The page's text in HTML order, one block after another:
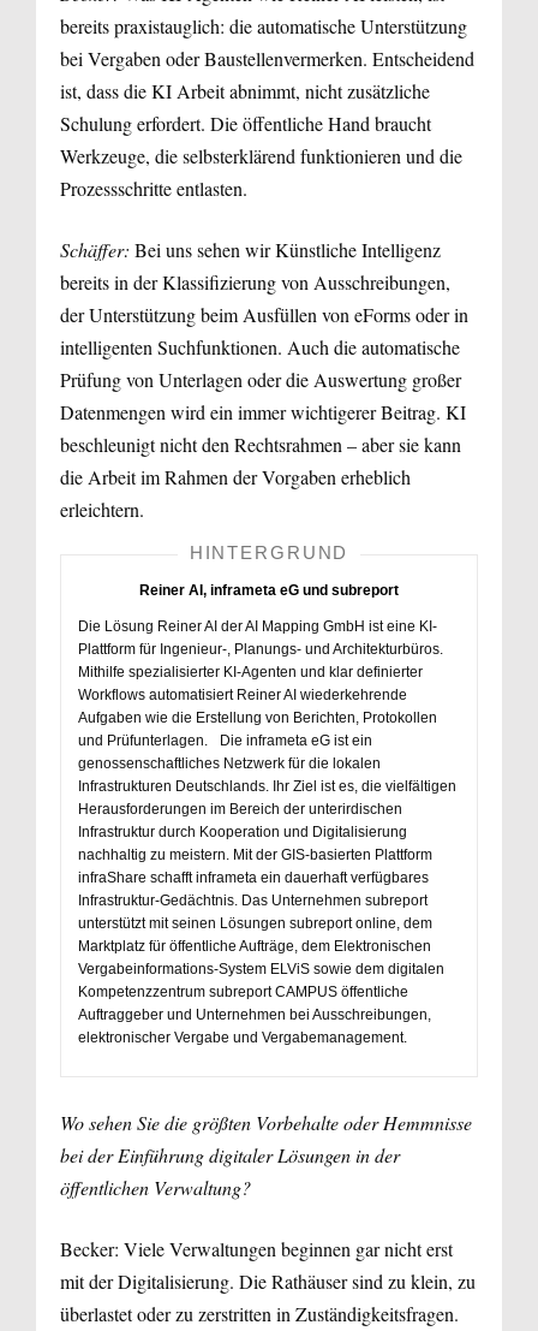
bereits praxistauglich: die automatische Unterstützung
bei Vergaben oder Baustellenvermerken. Entscheidend
ist, dass die KI Arbeit abnimmt, nicht zusätzliche
Schulung erfordert. Die öffentliche Hand braucht
Werkzeuge, die selbsterklärend funktionieren und die
Prozessschritte entlasten.
Schäffer: Bei uns sehen wir Künstliche Intelligenz
bereits in der Klassifizierung von Ausschreibungen,
der Unterstützung beim Ausfüllen von eForms oder in
intelligenten Suchfunktionen. Auch die automatische
Prüfung von Unterlagen oder die Auswertung großer
Datenmengen wird ein immer wichtigerer Beitrag. KI
beschleunigt nicht den Rechtsrahmen – aber sie kann
die Arbeit im Rahmen der Vorgaben erheblich
erleichtern.
HINTERGRUND
Reiner AI, inframeta eG und subreport
Die Lösung Reiner AI der AI Mapping GmbH ist eine KI-
Plattform für Ingenieur-, Planungs- und Architekturbüros.
Mithilfe spezialisierter KI-Agenten und klar definierter
Workflows automatisiert Reiner AI wiederkehrende
Aufgaben wie die Erstellung von Berichten, Protokollen
und Prüfunterlagen. Die inframeta eG ist ein
genossenschaftliches Netzwerk für die lokalen
Infrastrukturen Deutschlands. Ihr Ziel ist es, die vielfältigen
Herausforderungen im Bereich der unterirdischen
Infrastruktur durch Kooperation und Digitalisierung
nachhaltig zu meistern. Mit der GIS-basierten Plattform
infraShare schafft inframeta ein dauerhaft verfügbares
Infrastruktur-Gedächtnis. Das Unternehmen subreport
unterstützt mit seinen Lösungen subreport online, dem
Marktplatz für öffentliche Aufträge, dem Elektronischen
Vergabeinformations-System ELViS sowie dem digitalen
Kompetenzzentrum subreport CAMPUS öffentliche
Auftraggeber und Unternehmen bei Ausschreibungen,
elektronischer Vergabe und Vergabemanagement.
Wo sehen Sie die größten Vorbehalte oder Hemmnisse
bei der Einführung digitaler Lösungen in der
öffentlichen Verwaltung?
Becker: Viele Verwaltungen beginnen gar nicht erst
mit der Digitalisierung. Die Rathäuser sind zu klein, zu
überlastet oder zu zerstritten in Zuständigkeitsfragen.